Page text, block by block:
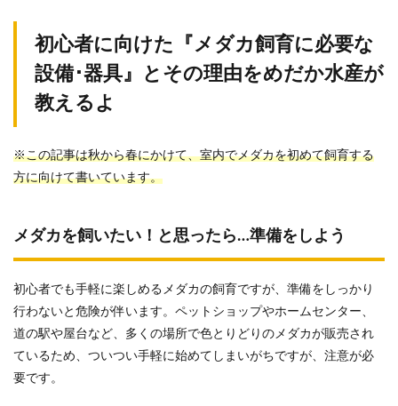
初心者に向けた『メダカ飼育に必要な
設備･器具』とその理由をめだか水産が
教えるよ
※この記事は秋から春にかけて、室内でメダカを初めて飼育する
方に向けて書いています。
メダカを飼いたい！と思ったら…準備をしよう
初心者でも手軽に楽しめるメダカの飼育ですが、準備をしっかり
行わないと危険が伴います。ペットショップやホームセンター、
道の駅や屋台など、多くの場所で色とりどりのメダカが販売され
ているため、ついつい手軽に始めてしまいがちですが、注意が必
要です。